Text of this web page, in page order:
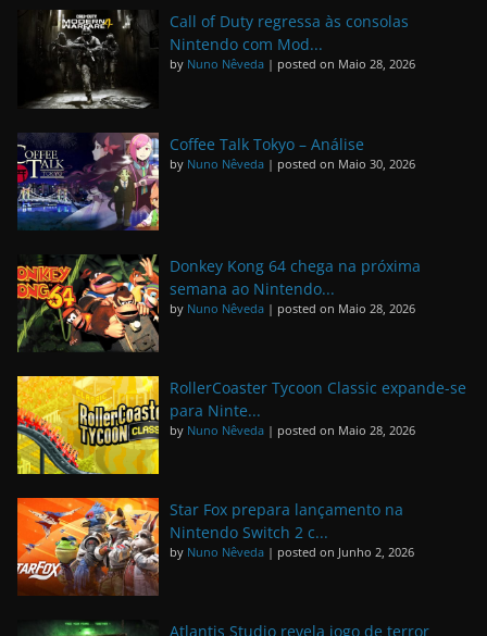
Call of Duty regressa às consolas
Nintendo com Mod...
by Nuno Nêveda | posted on Maio 28, 2026
Coffee Talk Tokyo – Análise
by Nuno Nêveda | posted on Maio 30, 2026
Donkey Kong 64 chega na próxima
semana ao Nintendo...
by Nuno Nêveda | posted on Maio 28, 2026
RollerCoaster Tycoon Classic expande-se
para Ninte...
by Nuno Nêveda | posted on Maio 28, 2026
Star Fox prepara lançamento na
Nintendo Switch 2 c...
by Nuno Nêveda | posted on Junho 2, 2026
Atlantis Studio revela jogo de terror